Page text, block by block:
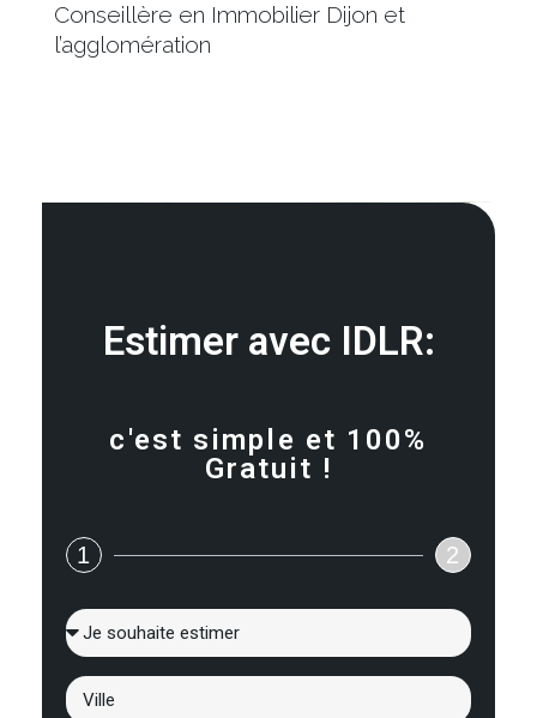
Conseillère en Immobilier Dijon et
l’agglomération
Estimer avec IDLR:
c'est simple et 100%
Gratuit !
1 2